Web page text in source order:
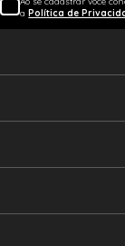
aPolítica de